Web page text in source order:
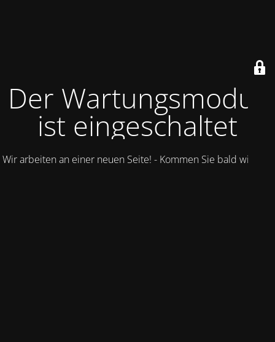
Der Wartungsmodus
ist eingeschaltet
Wir arbeiten an einer neuen Seite! - Kommen Sie bald wieder.